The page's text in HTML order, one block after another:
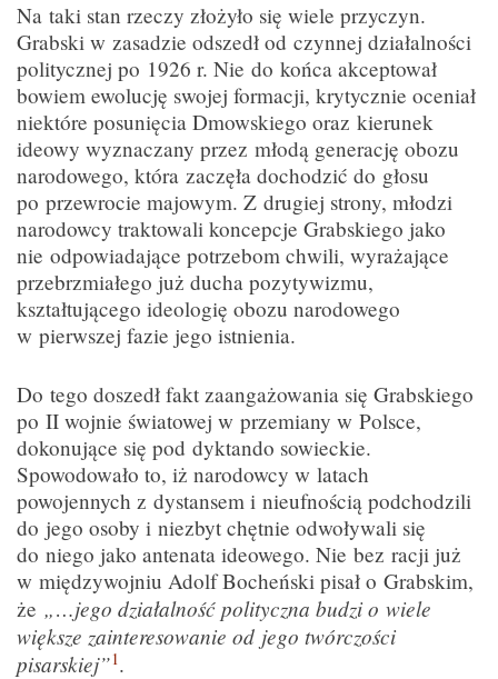
Na taki stan rzeczy złożyło się wiele przyczyn.
Grabski w zasadzie odszedł od czynnej działalności
politycznej po 1926 r. Nie do końca akceptował
bowiem ewolucję swojej formacji, krytycznie oceniał
niektóre posunięcia Dmowskiego oraz kierunek
ideowy wyznaczany przez młodą generację obozu
narodowego, która zaczęła dochodzić do głosu
po przewrocie majowym. Z drugiej strony, młodzi
narodowcy traktowali koncepcje Grabskiego jako
nie odpowiadające potrzebom chwili, wyrażające
przebrzmiałego już ducha pozytywizmu,
kształtującego ideologię obozu narodowego
w pierwszej fazie jego istnienia.
Do tego doszedł fakt zaangażowania się Grabskiego
po II wojnie światowej w przemiany w Polsce,
dokonujące się pod dyktando sowieckie.
Spowodowało to, iż narodowcy w latach
powojennych z dystansem i nieufnością podchodzili
do jego osoby i niezbyt chętnie odwoływali się
do niego jako antenata ideowego. Nie bez racji już
w międzywojniu Adolf Bocheński pisał o Grabskim,
że „…jego działalność polityczna budzi o wiele
większe zainteresowanie od jego twórczości
pisarskiej”1.